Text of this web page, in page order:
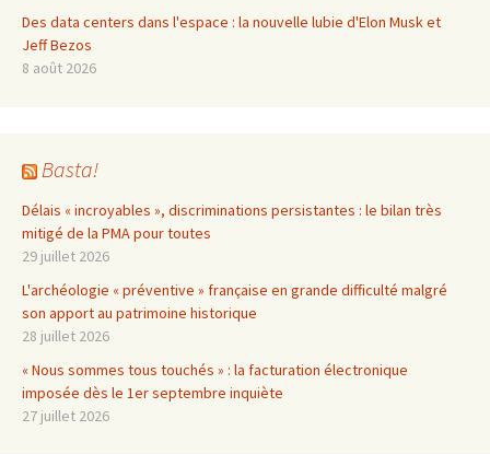
Des data centers dans l'espace : la nouvelle lubie d'Elon Musk et
Jeff Bezos
8 août 2026
Basta!
Délais « incroyables », discriminations persistantes : le bilan très
mitigé de la PMA pour toutes
29 juillet 2026
L'archéologie « préventive » française en grande difficulté malgré
son apport au patrimoine historique
28 juillet 2026
« Nous sommes tous touchés » : la facturation électronique
imposée dès le 1er septembre inquiète
27 juillet 2026